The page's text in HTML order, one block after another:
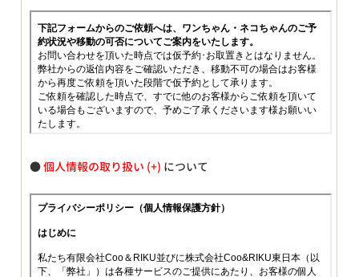
●個人情報の取り扱い について